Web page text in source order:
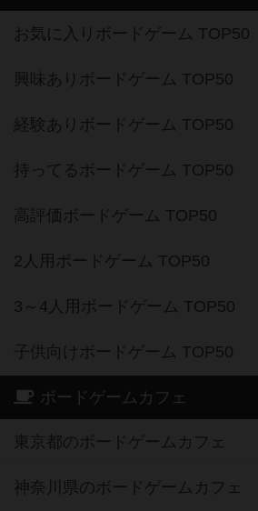
お気に入りボードゲーム TOP50
興味ありボードゲーム TOP50
経験ありボードゲーム TOP50
持ってるボードゲーム TOP50
高評価ボードゲーム TOP50
2人用ボードゲーム TOP50
3～4人用ボードゲーム TOP50
子供向けボードゲーム TOP50
ボードゲームカフェ
東京都のボードゲームカフェ
神奈川県のボードゲームカフェ